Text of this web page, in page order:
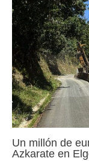
Un millón de
Azkarate en